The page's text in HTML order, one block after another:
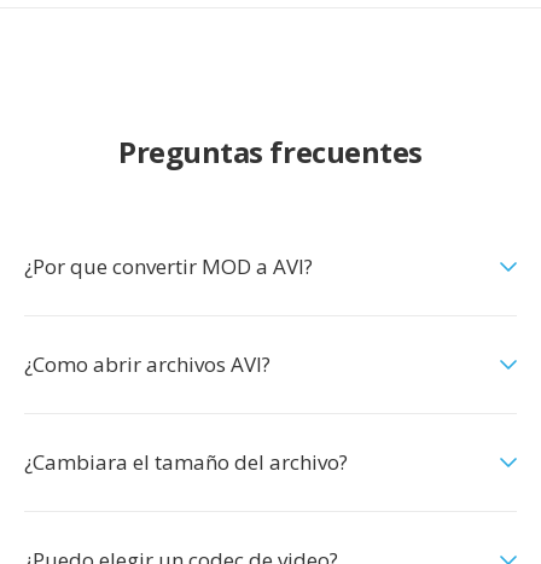
Preguntas frecuentes
¿Por que convertir MOD a AVI?
¿Como abrir archivos AVI?
¿Cambiara el tamaño del archivo?